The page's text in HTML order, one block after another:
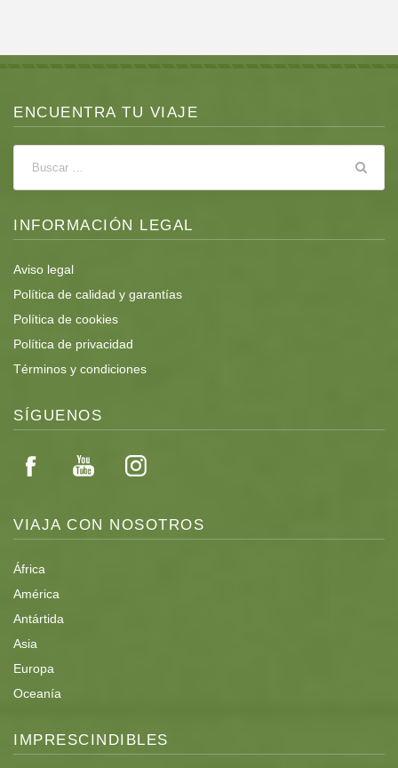
ENCUENTRA TU VIAJE
INFORMACIÓN LEGAL
Aviso legal
Política de calidad y garantías
Política de cookies
Política de privacidad
Términos y condiciones
SÍGUENOS
VIAJA CON NOSOTROS
África
América
Antártida
Asia
Europa
Oceanía
IMPRESCINDIBLES